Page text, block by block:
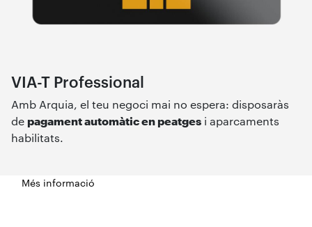
VIA-T Professional
Amb Arquia, el teu negoci mai no espera: disposaràs
de pagament automàtic en peatges i aparcaments
habilitats.
Més informació